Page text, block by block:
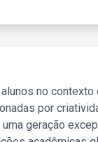
no
por
geração